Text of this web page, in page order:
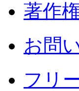
著作
お問
フリ